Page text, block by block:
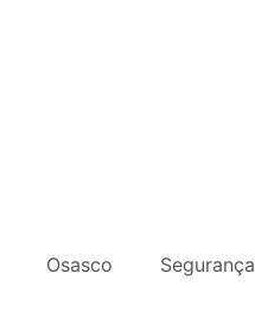
Osasco Segurança